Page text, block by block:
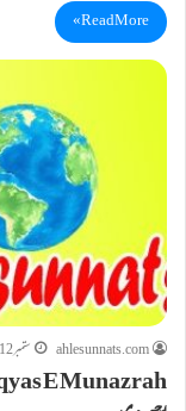
Read More »
ahlesunnats.com ستمبر 12, 2019